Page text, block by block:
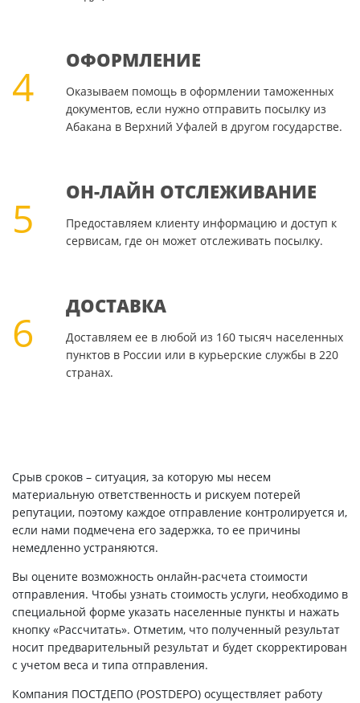
4
ОФОРМЛЕНИЕ
Оказываем помощь в оформлении таможенных
документов, если нужно отправить посылку из
Абакана в Верхний Уфалей в другом государстве.
5
ОН-ЛАЙН ОТСЛЕЖИВАНИЕ
Предоставляем клиенту информацию и доступ к
сервисам, где он может отслеживать посылку.
6
ДОСТАВКА
Доставляем ее в любой из 160 тысяч населенных
пунктов в России или в курьерские службы в 220
странах.
Срыв сроков – ситуация, за которую мы несем
материальную ответственность и рискуем потерей
репутации, поэтому каждое отправление контролируется и,
если нами подмечена его задержка, то ее причины
немедленно устраняются.
Вы оцените возможность онлайн-расчета стоимости
отправления. Чтобы узнать стоимость услуги, необходимо в
специальной форме указать населенные пункты и нажать
кнопку «Рассчитать». Отметим, что полученный результат
носит предварительный результат и будет скорректирован
с учетом веса и типа отправления.
Компания ПОСТДЕПО (POSTDEPO) осуществляет работу